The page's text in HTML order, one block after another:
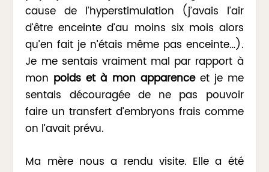
cause de l’hyperstimulation (j’avais l’air
d’être enceinte d’au moins six mois alors
qu’en fait je n’étais même pas enceinte…).
Je me sentais vraiment mal par rapport à
mon poids et à mon apparenceet je me
sentais découragée de ne pas pouvoir
faire un transfert d’embryons frais comme
on l’avait prévu.
Ma mère nous a rendu visite. Elle a été